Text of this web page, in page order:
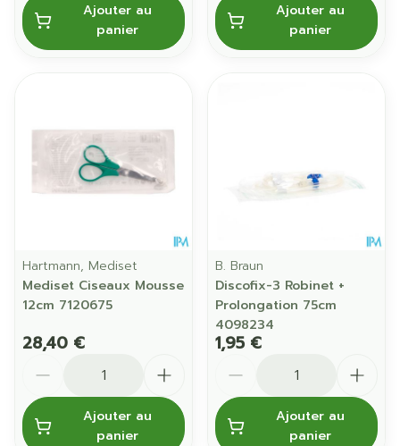
Ajouter au
panier
Ajouter au
panier
Hartmann, Mediset
Mediset Ciseaux Mousse
12cm 7120675
28,40 €
Ajouter au
panier
B. Braun
Discofix-3 Robinet +
Prolongation 75cm
4098234
1,95 €
Ajouter au
panier